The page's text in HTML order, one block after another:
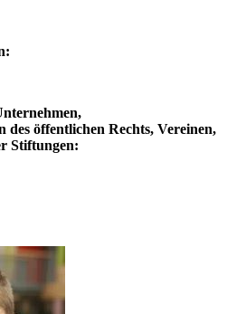
des öffentlichen Rechts, Vereinen,
Stiftungen: